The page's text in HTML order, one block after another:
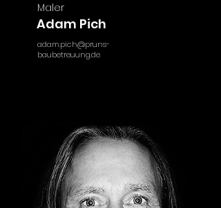
Maler
Adam Pich
adam.pich@pruns-
baubetreuung.de